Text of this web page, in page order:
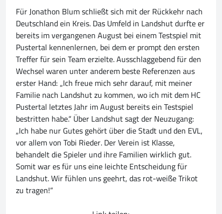
Für Jonathon Blum schließt sich mit der Rückkehr nach
Deutschland ein Kreis. Das Umfeld in Landshut durfte er
bereits im vergangenen August bei einem Testspiel mit
Pustertal kennenlernen, bei dem er prompt den ersten
Treffer für sein Team erzielte. Ausschlaggebend für den
Wechsel waren unter anderem beste Referenzen aus
erster Hand: „Ich freue mich sehr darauf, mit meiner
Familie nach Landshut zu kommen, wo ich mit dem HC
Pustertal letztes Jahr im August bereits ein Testspiel
bestritten habe.“ Über Landshut sagt der Neuzugang:
„Ich habe nur Gutes gehört über die Stadt und den EVL,
vor allem von Tobi Rieder. Der Verein ist Klasse,
behandelt die Spieler und ihre Familien wirklich gut.
Somit war es für uns eine leichte Entscheidung für
Landshut. Wir fühlen uns geehrt, das rot-weiße Trikot
zu tragen!“